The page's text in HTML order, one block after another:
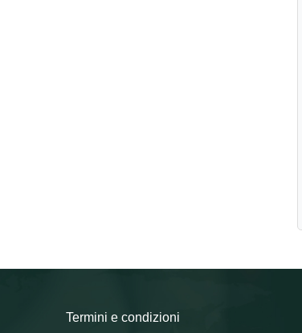
Termini e condizioni